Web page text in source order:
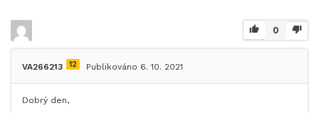
0
VA266213 12 Publikováno 6. 10. 2021
Dobrý den,